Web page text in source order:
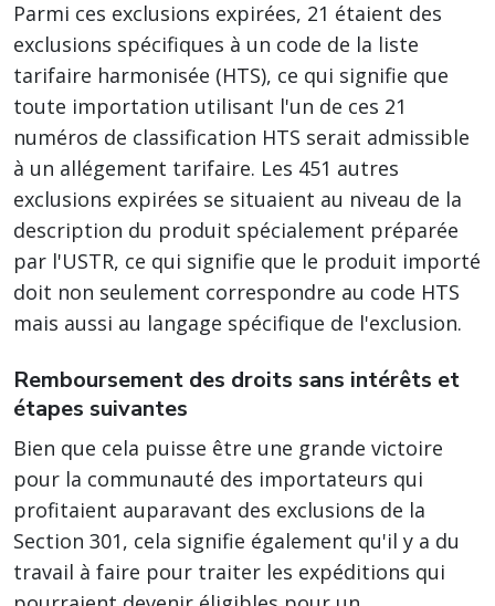
Parmi ces exclusions expirées, 21 étaient des
exclusions spécifiques à un code de la liste
tarifaire harmonisée (HTS), ce qui signifie que
toute importation utilisant l'un de ces 21
numéros de classification HTS serait admissible
à un allégement tarifaire. Les 451 autres
exclusions expirées se situaient au niveau de la
description du produit spécialement préparée
par l'USTR, ce qui signifie que le produit importé
doit non seulement correspondre au code HTS
mais aussi au langage spécifique de l'exclusion.
Remboursement des droits sans intérêts et
étapes suivantes
Bien que cela puisse être une grande victoire
pour la communauté des importateurs qui
profitaient auparavant des exclusions de la
Section 301, cela signifie également qu'il y a du
travail à faire pour traiter les expéditions qui